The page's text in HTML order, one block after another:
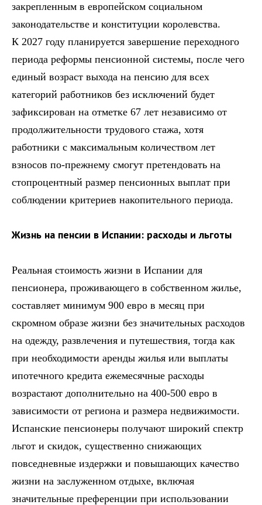
закрепленным в европейском социальном
законодательстве и конституции королевства.
К 2027 году планируется завершение переходного
периода реформы пенсионной системы, после чего
единый возраст выхода на пенсию для всех
категорий работников без исключений будет
зафиксирован на отметке 67 лет независимо от
продолжительности трудового стажа, хотя
работники с максимальным количеством лет
взносов по-прежнему смогут претендовать на
стопроцентный размер пенсионных выплат при
соблюдении критериев накопительного периода.
Жизнь на пенсии в Испании: расходы и льготы
Реальная стоимость жизни в Испании для
пенсионера, проживающего в собственном жилье,
составляет минимум 900 евро в месяц при
скромном образе жизни без значительных расходов
на одежду, развлечения и путешествия, тогда как
при необходимости аренды жилья или выплаты
ипотечного кредита ежемесячные расходы
возрастают дополнительно на 400-500 евро в
зависимости от региона и размера недвижимости.
Испанские пенсионеры получают широкий спектр
льгот и скидок, существенно снижающих
повседневные издержки и повышающих качество
жизни на заслуженном отдыхе, включая
значительные преференции при использовании